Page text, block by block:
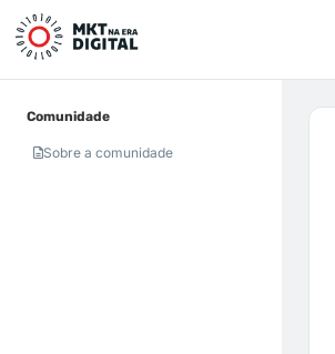
Comunidade
Sobre a comunidade